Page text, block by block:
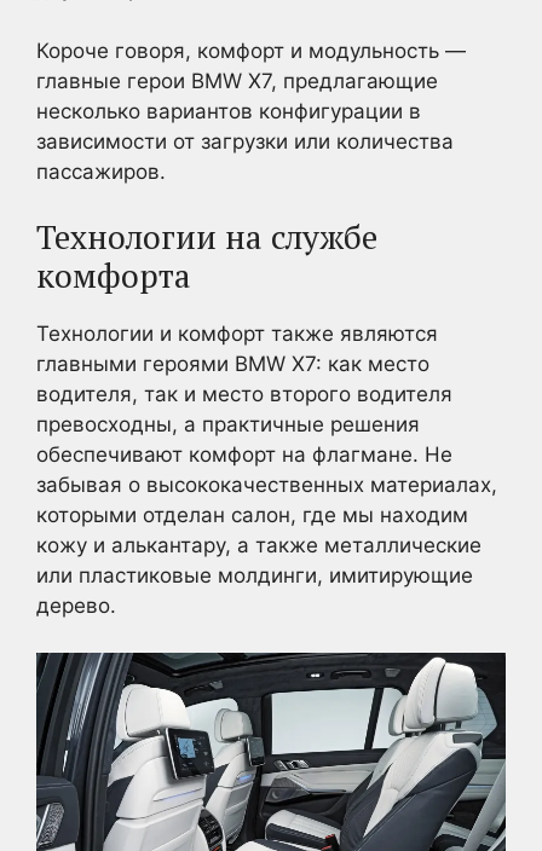
Короче говоря, комфорт и модульность —
главные герои BMW X7, предлагающие
несколько вариантов конфигурации в
зависимости от загрузки или количества
пассажиров.
Технологии на службе
комфорта
Технологии и комфорт также являются
главными героями BMW X7: как место
водителя, так и место второго водителя
превосходны, а практичные решения
обеспечивают комфорт на флагмане. Не
забывая о высококачественных материалах,
которыми отделан салон, где мы находим
кожу и алькантару, а также металлические
или пластиковые молдинги, имитирующие
дерево.